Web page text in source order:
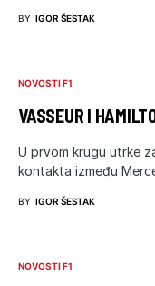
BY IGOR ŠESTAK
NOVOSTI F1
VASSEUR I
U prvom krugu utrke
kontakta između
BY IGOR ŠESTAK
NOVOSTI F1